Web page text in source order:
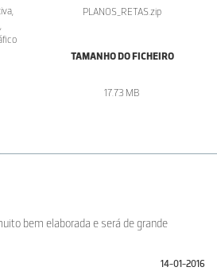
PLANOS_RETAS.zip
TAMANHO DO FICHEIRO
17.73 MB
bem elaborada e será de grande
14-01-2016